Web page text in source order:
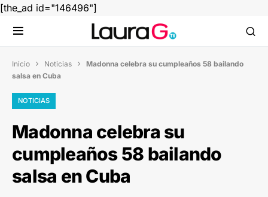
[the_ad id="146496"]
Inicio  Noticias  Madonna celebra su cumpleaños 58 bailando
salsa en Cuba
NOTICIAS
Madonna celebra su
cumpleaños 58 bailando
salsa en Cuba